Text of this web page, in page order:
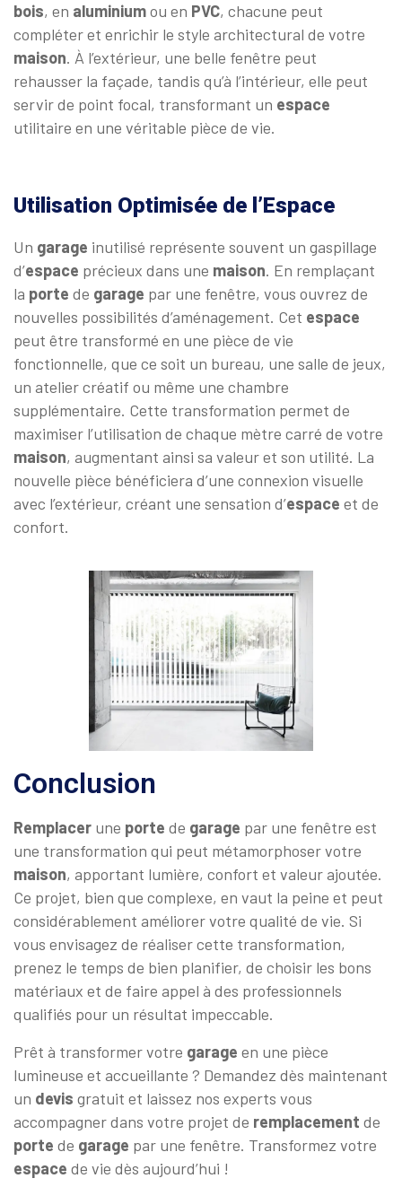
bois, en aluminiumou en PVC, chacune peut
compléter et enrichir le style architectural de votre
maison. À l’extérieur, une belle fenêtre peut
rehausser la façade, tandis qu’à l’intérieur, elle peut
servir de point focal, transformant un espace
utilitaire en une véritable pièce de vie.
Utilisation Optimisée de l’Espace
Un garage inutilisé représente souvent un gaspillage
d’espace précieux dans une maison. En remplaçant
la porte de garage par une fenêtre, vous ouvrez de
nouvelles possibilités d’aménagement. Cet espace
peut être transformé en une pièce de vie
fonctionnelle, que ce soit un bureau, une salle de jeux,
un atelier créatif ou même une chambre
supplémentaire. Cette transformation permet de
maximiser l’utilisation de chaque mètre carré de votre
maison, augmentant ainsi sa valeur et son utilité. La
nouvelle pièce bénéficiera d’une connexion visuelle
avec l’extérieur, créant une sensation d’espace et de
confort.
Conclusion
Remplacer une porte de garage par une fenêtre est
une transformation qui peut métamorphoser votre
maison, apportant lumière, confort et valeur ajoutée.
Ce projet, bien que complexe, en vaut la peine et peut
considérablement améliorer votre qualité de vie. Si
vous envisagez de réaliser cette transformation,
prenez le temps de bien planifier, de choisir les bons
matériaux et de faire appel à des professionnels
qualifiés pour un résultat impeccable.
Prêt à transformer votre garage en une pièce
lumineuse et accueillante ? Demandez dès maintenant
un devis gratuit et laissez nos experts vous
accompagner dans votre projet de remplacement de
porte de garage par une fenêtre. Transformez votre
espace de vie dès aujourd’hui !